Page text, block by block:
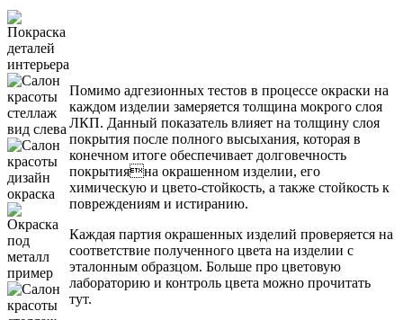
Помимо адгезионных тестов в процессе окраски на
каждом изделии замеряется толщина мокрого слоя
ЛКП. Данный показатель влияет на толщину слоя
покрытия после полного высыхания, которая в
конечном итоге обеспечивает долговечность
покрытияна окрашенном изделии, его
химическую и цвето-стойкость, а также стойкость к
повреждениям и истиранию.
Каждая партия окрашенных изделий проверяется на
соответствие полученного цвета на изделии с
эталонным образцом. Больше про цветовую
лабораторию и контроль цвета можно прочитать
тут.